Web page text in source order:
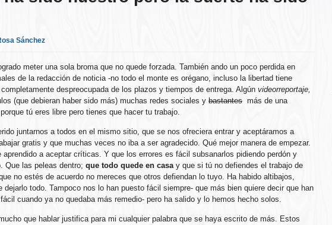
Sánchez
meter una sola broma que no quede forzada. También ando un poco perdida en
de la redacción de noticia -no todo el monte es orégano, incluso la libertad tiene
despreocupada de los plazos y tiempos de entrega. Algún videorreportaje,
(que debieran haber sido más) muchas redes sociales y bastantes más de una
tú eres libre pero tienes que hacer tu trabajo.
juntarnos a todos en el mismo sitio, que se nos ofreciera entrar y aceptáramos a
gratis y que muchas veces no iba a ser agradecido. Qué mejor manera de empezar.
aprendido a aceptar críticas. Y que los errores es fácil subsanarlos pidiendo perdón y
Que las peleas dentro; que todo quede en casay que si tú no defiendes el trabajo de
no estés de acuerdo no mereces que otros defiendan lo tuyo. Ha habido altibajos,
dejarlo todo. Tampoco nos lo han puesto fácil siempre- que más bien quiere decir que han
cuando ya no quedaba más remedio- pero ha salido y lo hemos hecho solos.
que hablar justifica para mi cualquier palabra que se haya escrito de más. Estos